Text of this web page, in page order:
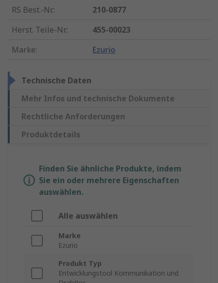
RS Best.-Nr.:
210-0877
Herst. Teile-Nr.:
455-00023
Marke: Ezurio
Technische Daten
Mehr Infos und technische Dokumente
Rechtliche Anforderungen
Produktdetails
Finden Sie ähnliche Produkte, indem
Sie ein oder mehrere Eigenschaften
auswählen.
Alle auswählen
Marke
Ezurio
Produkt Typ
Entwicklungstool Kommunikation und